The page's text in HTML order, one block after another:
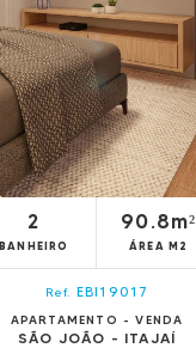
2
BANHEIRO
90.8m²
ÁREA M2
Ref. EBI19017
APARTAMENTO - VENDA
SÃO JOÃO - ITAJAÍ